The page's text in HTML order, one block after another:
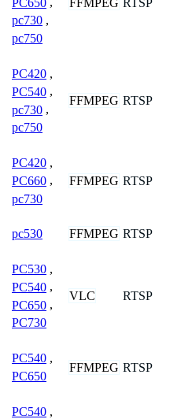
pc730 ,
pc750
PC420 ,
PC540 ,
pc730 ,
pc750
FFMPEG RTSP
PC420 ,
PC660 ,
pc730
FFMPEG RTSP
pc530 FFMPEG RTSP
PC530 ,
PC540 ,
PC650 ,
PC730
VLC RTSP
PC540 ,
PC650
FFMPEG RTSP
PC540 ,